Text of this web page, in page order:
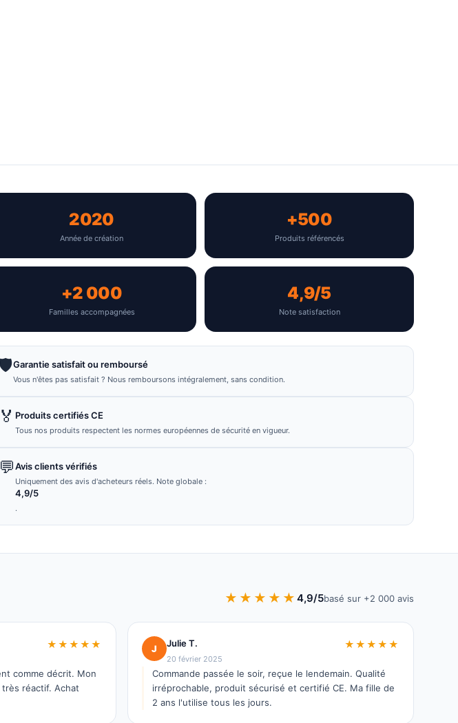
2020
Année de création
+500
Produits référencés
+2 000
Familles accompagnées
4,9/5
Note satisfaction
🛡️Garantie satisfait ou remboursé
Vous n'êtes pas satisfait ? Nous remboursons intégralement, sans condition.
🏅 Produits certifiés CE
Tous nos produits respectent les normes européennes de sécurité en vigueur.
💬Avis clients vérifiés
Uniquement des avis d'acheteurs réels. Note globale :
4,9/5
.
★★★★★ 4,9/5basé sur +2 000 avis
★★★★★
comme décrit. Mon
réactif. Achat
J Julie T.
20 février 2025
★★★★★
Commande passée le soir, reçue le lendemain. Qualité
irréprochable, produit sécurisé et certifié CE. Ma fille de
2 ans l'utilise tous les jours.